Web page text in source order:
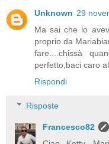
Unknown 29
Ma sai che lo
proprio da
fare....chissà
perfetto,baci caro
Rispondi
Risposte
Francesco82